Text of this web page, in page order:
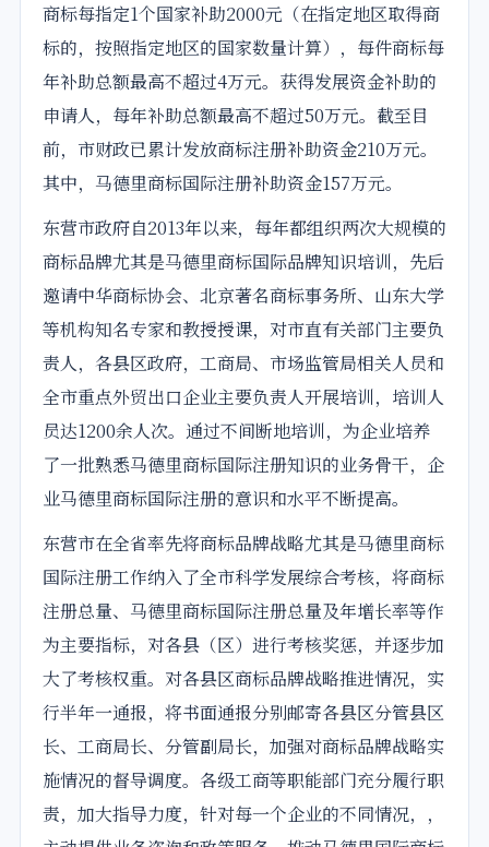
商标每指定1个国家补助2000元（在指定地区取得商
标的，按照指定地区的国家数量计算），每件商标每
年补助总额最高不超过4万元。获得发展资金补助的
申请人，每年补助总额最高不超过50万元。 截至目
前，市财政已累计发放商标注册补助资金210万元。
其中，马德里商标国际注册补助资金157万元。
东营市政府自2013年以来，每年都组织两次大规模的
商标品牌尤其是马德里商标国际品牌知识培训，先后
邀请中华商标协会、北京著名商标事务所、山东大学
等机构知名专家和教授授课，对市直有关部门主要负
责人，各县区政府，工商局、市场监管局相关人员和
全市重点外贸出口企业主要负责人开展培训，培训人
员达1200余人次。通过不间断地培训，为企业培养
了一批熟悉马德里商标国际注册知识的业务骨干，企
业马德里商标国际注册的意识和水平不断提高。
东营市在全省率先将商标品牌战略尤其是马德里商标
国际注册工作纳入了全市科学发展综合考核，将商标
注册总量、马德里商标国际注册总量及年增长率等作
为主要指标，对各县（区）进行考核奖惩，并逐步加
大了考核权重。对各县区商标品牌战略推进情况，实
行半年一通报，将书面通报分别邮寄各县区分管县区
长、工商局长、分管副局长，加强对商标品牌战略实
施情况的督导调度。各级工商等职能部门充分履行职
责，加大指导力度，针对每一个企业的不同情况，，